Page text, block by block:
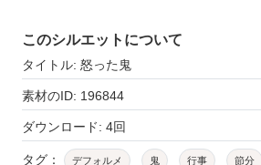
このシルエットについて
タイトル: 怒った鬼
素材のID: 196844
ダウンロード: 4回
タグ： デフォルメ 鬼 行事 節分